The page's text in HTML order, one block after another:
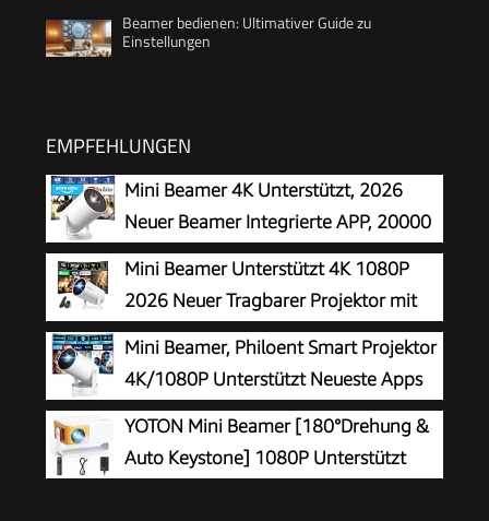
Beamer bedienen: Ultimativer Guide zu
Einstellungen
EMPFEHLUNGEN
Mini Beamer 4K Unterstützt, 2026
Neuer Beamer Integrierte APP, 20000
Lumens mit Android 14, Automatische
Trapezkorrektur, WiFi 6 und Bluetooth 5.4, 180°
Dreh Projektor Tragbar Heimkino
Mini Beamer Unterstützt 4K 1080P
2026 Neuer Tragbarer Projektor mit
5G WiFi 6 und BT 5.4, Beamer Klein
Projektor mit Automatische Trapezialkorrektur
180 ° Drehung für HDMI/Tv Stick/USB/Laptop,
Weiß
Mini Beamer, Philoent Smart Projektor
4K/1080P Unterstützt Neueste Apps
WiFi 6 Bluetooth 5.4 Auto Screen
Trapezkorrektur Niedriges Rauschen,
Ultrakurzdistanzbeamer bietet großes Bild im
YOTON Mini Beamer [180°Drehung &
Auto Keystone] 1080P Unterstützt